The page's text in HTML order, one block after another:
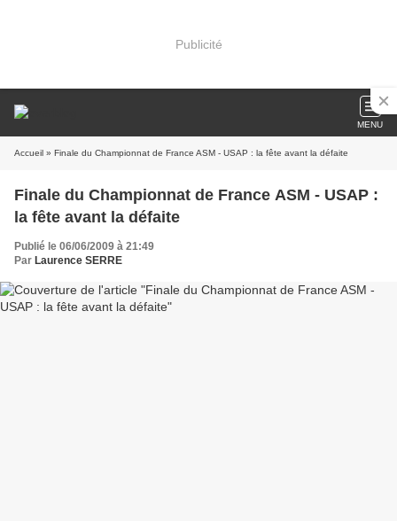
Publicité
MENU
Accueil » Finale du Championnat de France ASM - USAP : la fête avant la défaite
Finale du Championnat de France ASM - USAP :
la fête avant la défaite
Publié le 06/06/2009 à 21:49
Par Laurence SERRE